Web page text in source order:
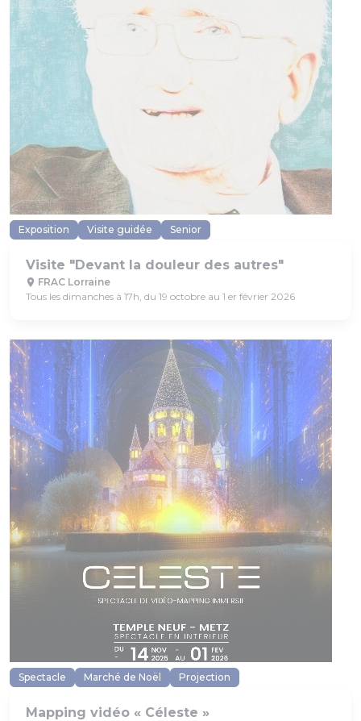
Exposition Visite guidée Senior
Visite "Devant la douleur des autres"
FRAC Lorraine
Tous les dimanches à 17h, du 19 octobre au 1 er février 2026
Spectacle Marché de Noël Projection
Mapping vidéo « Céleste »